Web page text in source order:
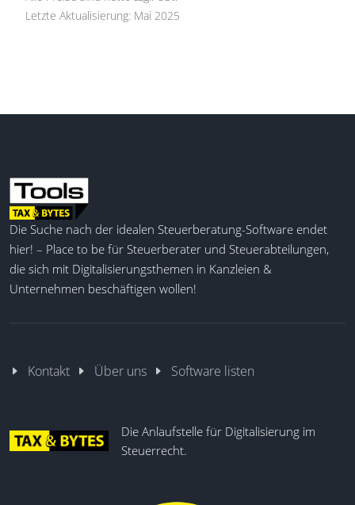
Letzte Aktualisierung: Mai 2025
Die Suche nach der idealen Steuerberatung-Software endet
hier! – Place to be für Steuerberater und Steuerabteilungen,
die sich mit Digitalisierungsthemen in Kanzleien &
Unternehmen beschäftigen wollen!
Kontakt Über uns Software listen
Die Anlaufstelle für Digitalisierung im
Steuerrecht.